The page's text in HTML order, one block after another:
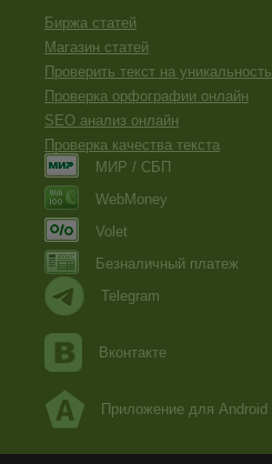
Биржа статей
Магазин статей
Проверить текст на уникальность
Проверка орфографии онлайн
SEO анализ онлайн
Проверка качества текста
МИР / СБП
WebMoney
Volet
Безналичный платеж
Telegram
Вконтакте
Приложение для Android